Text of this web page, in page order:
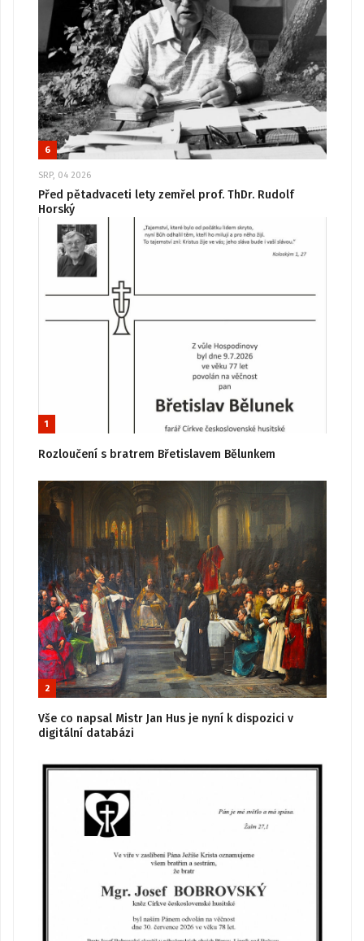
6
SRP, 04 2026
Před pětadvaceti lety zemřel prof. ThDr. Rudolf
Horský
1
Rozloučení s bratrem Břetislavem Bělunkem
2
Vše co napsal Mistr Jan Hus je nyní k dispozici v
digitální databázi